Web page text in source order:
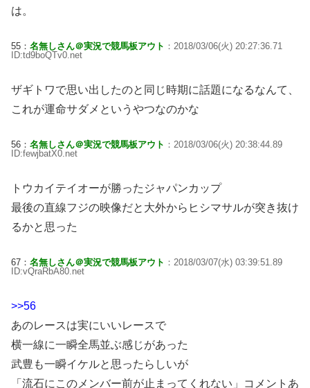
は。
55： 名無しさん＠実況で競馬板アウト ：2018/03/06(火) 20:27:36.71
ID:td9boQTv0.net
ザギトワで思い出したのと同じ時期に話題になるなんて、
これが運命サダメというやつなのかな
56： 名無しさん＠実況で競馬板アウト ：2018/03/06(火) 20:38:44.89
ID:fewjbatX0.net
トウカイテイオーが勝ったジャパンカップ
最後の直線フジの映像だと大外からヒシマサルが突き抜け
るかと思った
67： 名無しさん＠実況で競馬板アウト ：2018/03/07(水) 03:39:51.89
ID:vQraRbA80.net
>>56
あのレースは実にいいレースで
横一線に一瞬全馬並ぶ感じがあった
武豊も一瞬イケルと思ったらしいが
「流石にこのメンバー前が止まってくれない」コメントあ